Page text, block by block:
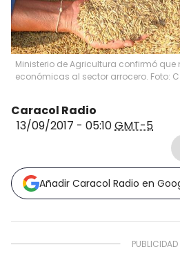
Ministerio de Agricultura confirmó
económicas al sector arrocero. Foto:
Caracol Radio
13/09/2017 - 05:10GMT-5
Añadir Caracol Radio en